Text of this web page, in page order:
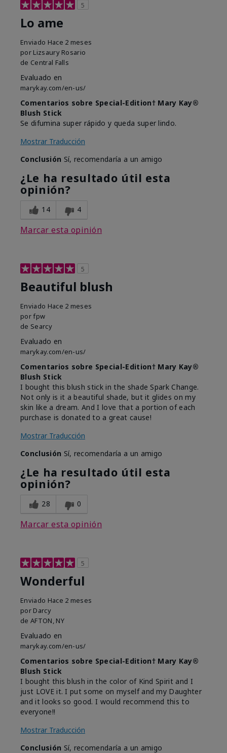
5
Lo ame
Enviado Hace 2 meses
por Lizsaury Rosario
de Central Falls
Evaluado en
marykay.com/en-us/
Comentarios sobre Special-Edition† Mary Kay®
Blush Stick
Se difumina super rápido y queda super lindo.
Mostrar Traducción
Conclusión Sí, recomendaría a un amigo
¿Le ha resultado útil esta
opinión?
14 4
Marcar esta opinión
5
Beautiful blush
Enviado Hace 2 meses
porfpw
de Searcy
Evaluado en
marykay.com/en-us/
Comentarios sobre Special-Edition† Mary Kay®
Blush Stick
I bought this blush stick in the shade Spark Change.
Not only is it a beautiful shade, but it glides on my
skin like a dream. And I love that a portion of each
purchase is donated to a great cause!
Mostrar Traducción
Conclusión Sí, recomendaría a un amigo
¿Le ha resultado útil esta
opinión?
28 0
Marcar esta opinión
5
Wonderful
Enviado Hace 2 meses
por Darcy
de AFTON, NY
Evaluado en
marykay.com/en-us/
Comentarios sobre Special-Edition† Mary Kay®
Blush Stick
I bought this blush in the color of Kind Spirit and I
just LOVE it. I put some on myself and my Daughter
and it looks so good. I would recommend this to
everyone!!
Mostrar Traducción
Conclusión Sí, recomendaría a un amigo